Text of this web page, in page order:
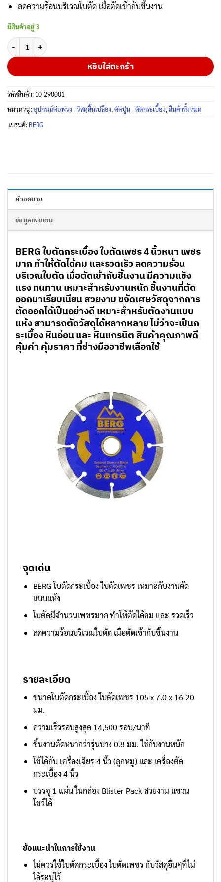
ลดความร้อนบริเวณใบตัด เมื่อตัดเข้ากับชิ้นงาน
มีสินค้าอยู่ 3
จำนวน BERG ใบตัดกระเบื้อง ใบตัดเพชร 4 นิ้วหนา (แพ็ค 1 ใบ) ชิ้น
หยิบใส่ตะกร้า
รหัสสินค้า: 10-290001
หมวดหมู่:อุปกรณ์ต่อพ่วง - วัสดุสิ้นเปลือง,ตัดปูน - ตัดกระเบื้อง,สินค้าทั้งหมด
แบรนด์: BERG
คำอธิบาย
ข้อมูลเพิ่มเติม
BERG ใบตัดกระเบื้อง ใบตัดเพชร 4 นิ้วหนา เพชร
มาก ทำให้ตัดได้คม และรวดเร็ว ลดความร้อน
บริเวณใบตัด เมื่อตัดเข้ากับชิ้นงาน มีความแข็ง
แรง ทนทาน เหมาะสำหรับงานหนัก ชิ้นงานที่ตัด
ออกมาเรียบเนียน สวยงาม ขจัดเศษวัสดุจากการ
ตัดออกได้เป็นอย่างดี เหมาะสำหรับตัดงานแบบ
แห้ง สามารถตัดวัสดุได้หลากหลาย ไม่ว่าจะเป็นก
ระเบื้อง หินอ่อน และ หินแกรนิต สินค้าคุณภาพดี
คุ้มค่า คุ้มราคา ที่ช่างมืออาชีพเลือกใช้
จุดเด่น
BERG ใบตัดกระเบื้อง ใบตัดเพชร เหมาะกับงานตัด
แบบแห้ง
ใบตัดมีจำนวนเพชรมาก ทำให้ตัดได้คม และ รวดเร็ว
ลดความร้อนบริเวณใบตัด เมื่อตัดเข้ากับชิ้นงาน
รายละเอียด
ขนาดใบตัดกระเบื้อง ใบตัดเพชร 105 x 7.0 x 16-20
มม.
ความเร็วรอบสูงสุด 14,500 รอบ/นาที
ชิ้นงานตัดหนากว่ารุ่นบาง 0.8 มม. ใช้กับงานหนัก
ใช้ได้กับ เครื่องเจียร 4 นิ้ว (ลูกหมู) และ เครื่องตัด
กระเบื้อง 4 นิ้ว
บรรจุ 1 แผ่น ในกล่อง Blister Pack สวยงาม แขวน
โชว์ได้
ข้อแนะนำในการใช้งาน
ไม่ควรใช้ใบตัดกระเบื้อง ใบตัดเพชร กับวัสดุอื่นๆที่ไม่
ได้ระบุไว้